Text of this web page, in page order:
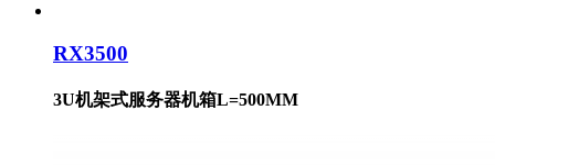
RX3500
3U机架式服务器机箱L=500MM